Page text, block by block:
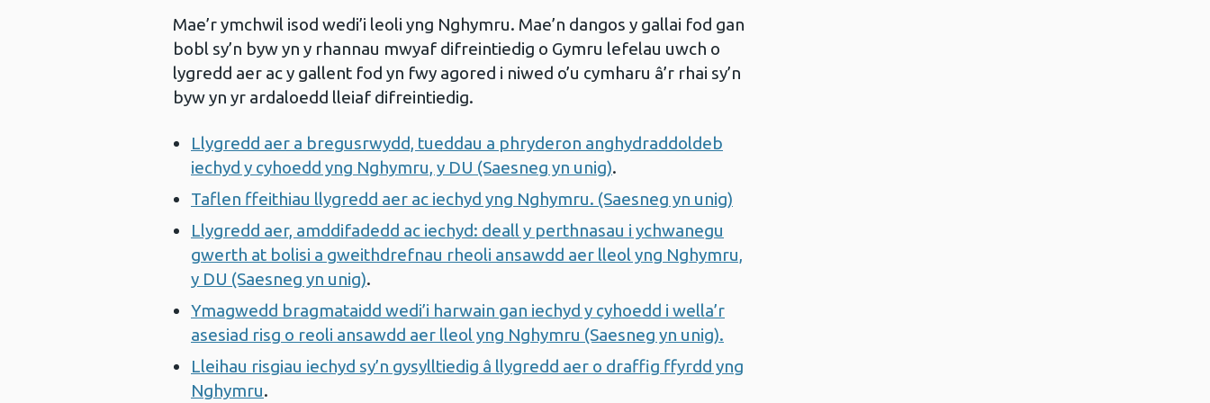
Mae’r ymchwil isod wedi’i leoli yng Nghymru. Mae’n dangos y gallai fod gan
bobl sy’n byw yn y rhannau mwyaf difreintiedig o Gymru lefelau uwch o
lygredd aer ac y gallent fod yn fwy agored i niwed o’u cymharu â’r rhai sy’n
byw yn yr ardaloedd lleiaf difreintiedig.
Llygredd aer a bregusrwydd, tueddau a phryderon anghydraddoldeb
iechyd y cyhoedd yng Nghymru, y DU (Saesneg yn unig).
Taflen ffeithiau llygredd aer ac iechyd yng Nghymru. (Saesneg yn unig)
Llygredd aer, amddifadedd ac iechyd: deall y perthnasau i ychwanegu
gwerth at bolisi a gweithdrefnau rheoli ansawdd aer lleol yng Nghymru,
y DU (Saesneg yn unig).
Ymagwedd bragmataidd wedi’i harwain gan iechyd y cyhoedd i wella’r
asesiad risg o reoli ansawdd aer lleol yng Nghymru (Saesneg yn unig).
Lleihau risgiau iechyd sy’n gysylltiedig â llygredd aer o draffig ffyrdd yng
Nghymru.